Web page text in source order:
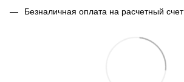
Безналичная оплата на расчетный счет